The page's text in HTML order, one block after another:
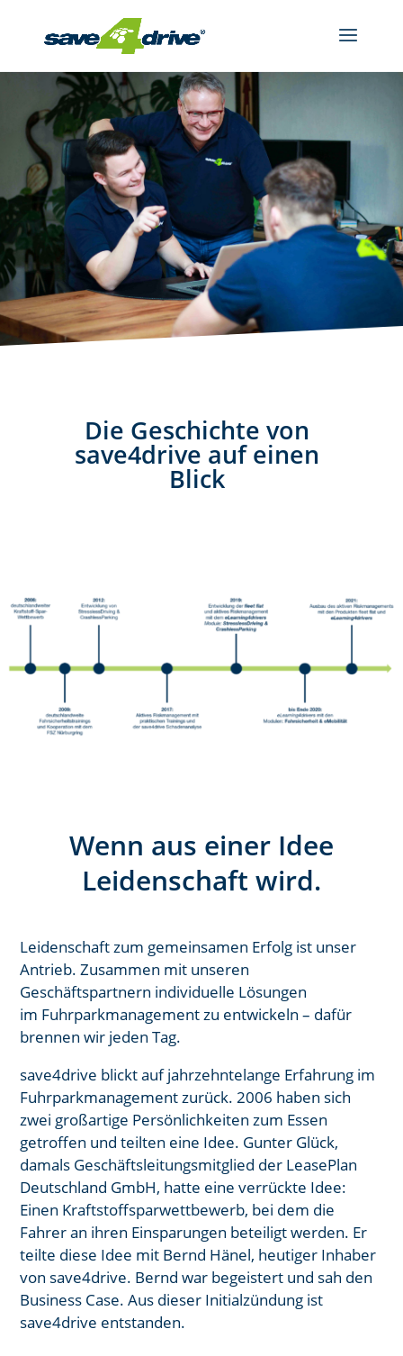
Die Geschichte von
save4drive auf einen
Blick
Wenn aus einer Idee
Leidenschaft wird.
Leidenschaft zum gemeinsamen Erfolg ist unser
Antrieb. Zusammen mit unseren
Geschäftspartnern individuelle Lösungen
im Fuhrparkmanagement zu entwickeln – dafür
brennen wir jeden Tag.
save4drive blickt auf jahrzehntelange Erfahrung im
Fuhrparkmanagement zurück. 2006 haben sich
zwei großartige Persönlichkeiten zum Essen
getroffen und teilten eine Idee. Gunter Glück,
damals Geschäftsleitungsmitglied der LeasePlan
Deutschland GmbH, hatte eine verrückte Idee:
Einen Kraftstoffsparwettbewerb, bei dem die
Fahrer an ihren Einsparungen beteiligt werden. Er
teilte diese Idee mit Bernd Hänel, heutiger Inhaber
von save4drive. Bernd war begeistert und sah den
Business Case. Aus dieser Initialzündung ist
save4drive entstanden.